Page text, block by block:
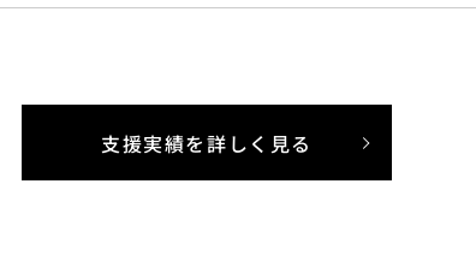
支援実績を詳しく見る